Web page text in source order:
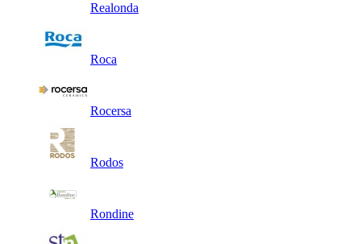
Realonda
Roca
Rocersa
Rodos
Rondine